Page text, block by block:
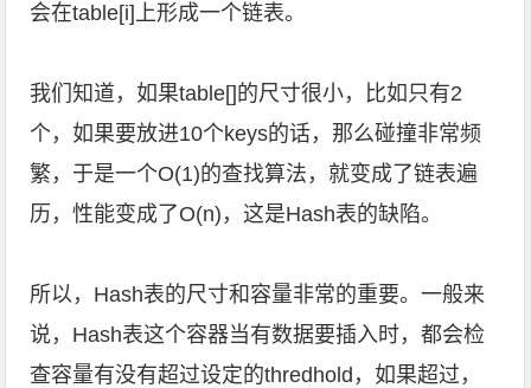
会在table[i]上形成一个链表。
我们知道，如果table[]的尺寸很小，比如只有2
个，如果要放进10个keys的话，那么碰撞非常频
繁，于是一个O(1)的查找算法，就变成了链表遍
历，性能变成了O(n)，这是Hash表的缺陷。
所以，Hash表的尺寸和容量非常的重要。一般来
说，Hash表这个容器当有数据要插入时，都会检
查容量有没有超过设定的thredhold，如果超过，